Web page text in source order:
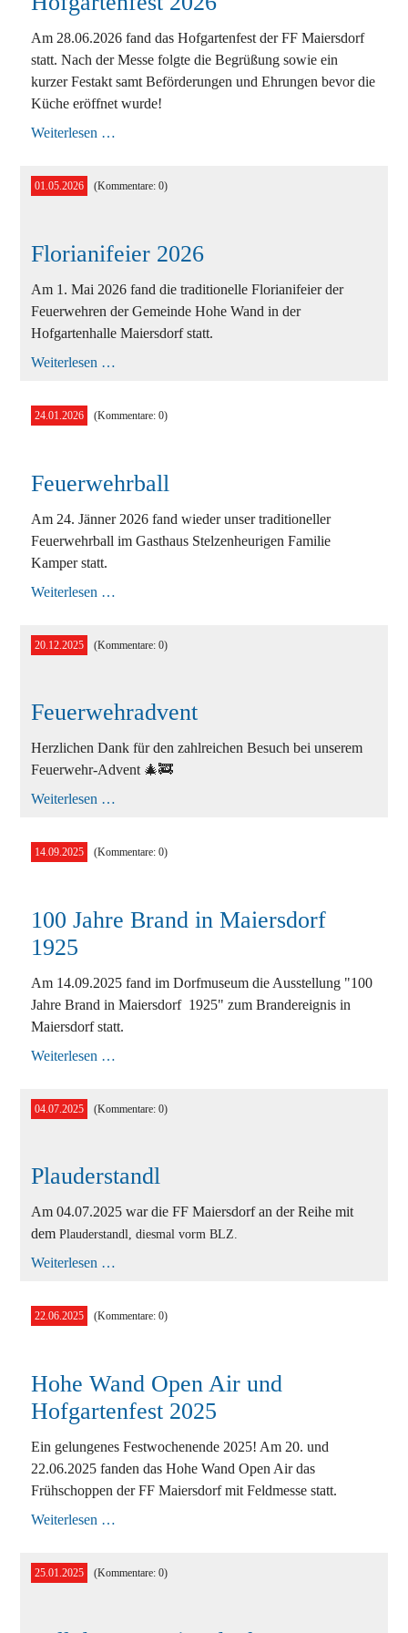
Bekleidung
Ausbildung
Einsätze
Veranstaltungen
Am 28.06.2026 fand das Hofgartenfest der FF Maiersdorf
statt. Nach der Messe folgte die Begrüßung sowie ein
kurzer Festakt samt Beförderungen und Ehrungen bevor die
Küche eröffnet wurde!
Weiterlesen …
01.05.2026 (Kommentare: 0)
Florianifeier 2026
Am 1. Mai 2026 fand die traditionelle Florianifeier der
Feuerwehren der Gemeinde Hohe Wand in der
Hofgartenhalle Maiersdorf statt.
Weiterlesen …
24.01.2026 (Kommentare: 0)
Feuerwehrball
Am 24. Jänner 2026 fand wieder unser traditioneller
Feuerwehrball im Gasthaus Stelzenheurigen Familie
Kamper statt.
Weiterlesen …
20.12.2025 (Kommentare: 0)
Feuerwehradvent
Herzlichen Dank für den zahlreichen Besuch bei unserem
Feuerwehr-Advent 🎄🚒
Weiterlesen …
14.09.2025 (Kommentare: 0)
100 Jahre Brand in Maiersdorf
1925
Am 14.09.2025 fand im Dorfmuseum die Ausstellung "100
Jahre Brand in Maiersdorf 1925" zum Brandereignis in
Maiersdorf statt.
Weiterlesen …
Maiersdorf
04.07.2025 (Kommentare: 0)
Plauderstandl
Am 04.07.2025 war die FF Maiersdorf an der Reihe mit
dem Plauderstandl, diesmal vorm BLZ.
Weiterlesen …
22.06.2025 (Kommentare: 0)
Hohe Wand Open Air und
Hofgartenfest 2025
Ein gelungenes Festwochenende 2025! Am 20. und
22.06.2025 fanden das Hohe Wand Open Air das
Frühschoppen der FF Maiersdorf mit Feldmesse statt.
Weiterlesen …
und
25.01.2025 (Kommentare: 0)